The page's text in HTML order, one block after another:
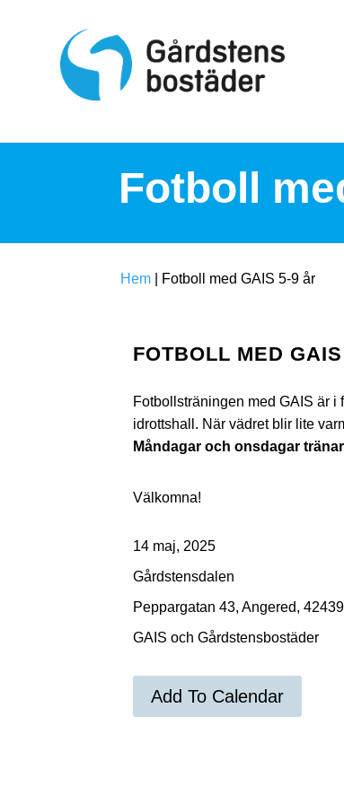
Fotboll
Hem Fotboll med GAIS 5-9 år
FOTBOLL MED
Fotbollsträningen med GAIS är
idrottshall. När vädret blir lite
Måndagar och onsdagar
Välkomna!
14 maj, 2025
Gårdstensdalen
Peppargatan 43, Angered, 42439
GAIS och Gårdstensbostäder
Add To Calendar